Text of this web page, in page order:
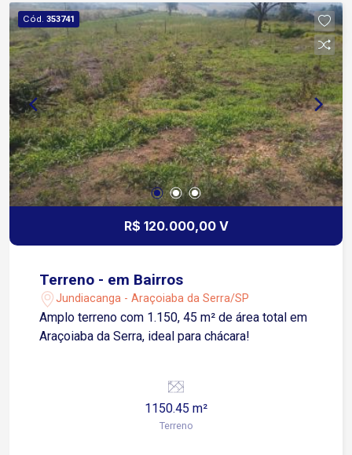
Cód. 353741
R$ 120.000,00 V
Terreno - em Bairros
Jundiacanga - Araçoiaba da Serra/SP
Amplo terreno com 1.150, 45 m² de área total em
Araçoiaba da Serra, ideal para chácara!
1150.45 m²
Terreno